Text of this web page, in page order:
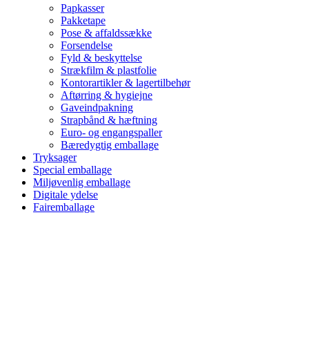
Papkasser
Pakketape
Pose & affaldssække
Forsendelse
Fyld & beskyttelse
Strækfilm & plastfolie
Kontorartikler & lagertilbehør
Aftørring & hygiejne
Gaveindpakning
Strapbånd & hæftning
Euro- og engangspaller
Bæredygtig emballage
Tryksager
Special emballage
Miljøvenlig emballage
Digitale ydelse
Fairemballage